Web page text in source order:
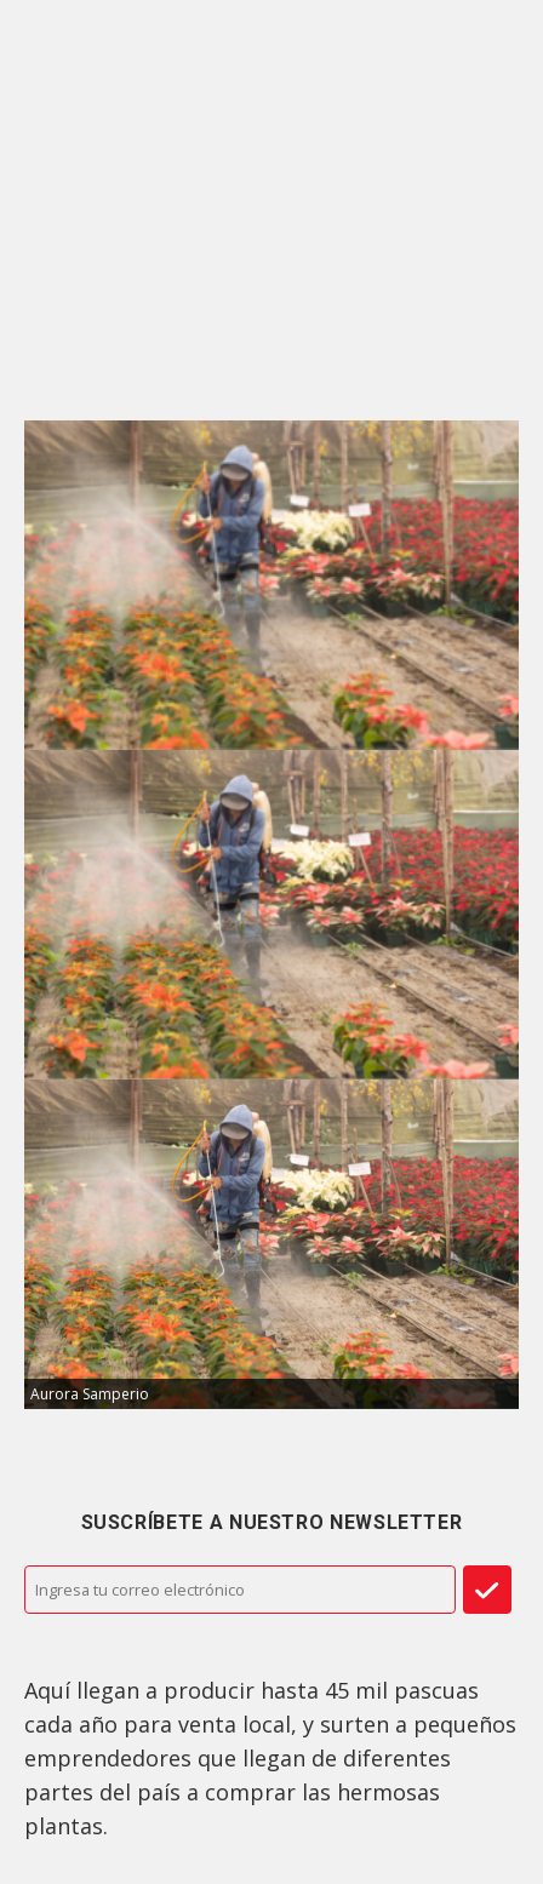
Aurora Samperio
SUSCRÍBETE A NUESTRO NEWSLETTER
Aquí llegan a producir hasta 45 mil pascuas
cada año para venta local, y surten a pequeños
emprendedores que llegan de diferentes
partes del país a comprar las hermosas
plantas.